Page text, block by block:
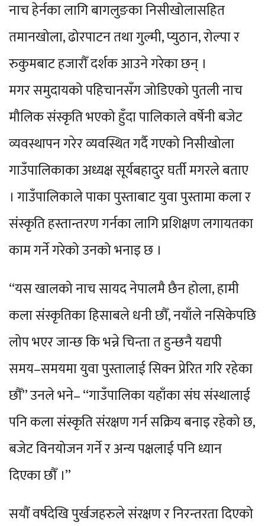
नाच हेर्नका लागि बागलुङका निसीखोलासहित
तमानखोला, ढोरपाटन तथा गुल्मी, प्युठान, रोल्पा र
रुकुमबाट हजारौँ दर्शक आउने गरेका छन् ।
मगर समुदायको पहिचानसँग जोडिएको पुतली नाच
मौलिक संस्कृति भएको हुँदा पालिकाले वर्षेनी बजेट
व्यवस्थापन गरेर व्यवस्थित गर्दै गएको निसीखोला
गाउँपालिकाका अध्यक्ष सूर्यबहादुर घर्ती मगरले बताए
। गाउँपालिकाले पाका पुस्ताबाट युवा पुस्तामा कला र
संस्कृति हस्तान्तरण गर्नका लागि प्रशिक्षण लगायतका
काम गर्ने गरेको उनको भनाइ छ ।
“यस खालको नाच सायद नेपालमै छैन होला, हामी
कला संस्कृतिका हिसाबले धनी छौँ, नयाँले नसिकेपछि
लोप भएर जान्छ कि भन्ने चिन्ता त हुन्छनै यद्यपी
समय–समयमा युवा पुस्तालाई सिक्न प्रेरित गरि रहेका
छौँ” उनले भने– “गाउँपालिका यहाँका संघ संस्थालाई
पनि कला संस्कृति संरक्षण गर्न सक्रिय बनाइ रहेको छ,
बजेट विनयोजन गर्ने र अन्य पक्षलाई पनि ध्यान
दिएका छौँ ।”
सयौं वर्षदेखि पुर्खजहरुले संरक्षण र निरन्तरता दिएको